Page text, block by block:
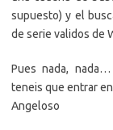
supuesto) y el
de serie validos de
Pues nada,
teneis que entrar en
Angeloso